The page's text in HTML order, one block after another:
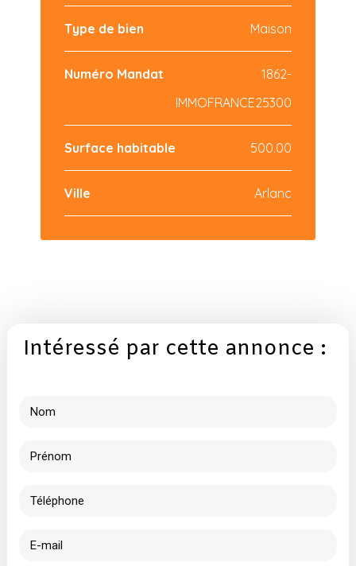
Type de bien Maison
Numéro Mandat
1862-
IMMOFRANCE25300
Surface habitable 500.00
Ville Arlanc
Intéressé par cette annonce :